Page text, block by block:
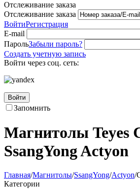
Отслеживание заказа
Отслеживание заказа
ВойтиРегистрация
E-mail
ПарольЗабыли пароль?
Создать учетную запись
Войти через соц. сеть:
Войти
Запомнить
Магнитолы Teyes
SsangYong Actyon
Главная/Магнитолы/SsangYong/Actyon/
Категории